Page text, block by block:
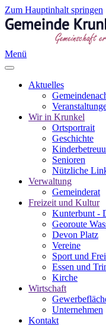
Zum Hauptinhalt springen
Menü
Aktuelles
Wir in Krunkel
Ortsportrait
Geschichte
Senioren
Nützliche
Verwaltung
Gemeinderat
Freizeit und Kultur
Kunterbunt -
Georoute
Devon Platz
Vereine
Sport und
Essen und
Kirche
Wirtschaft
Unternehmen
Kontakt